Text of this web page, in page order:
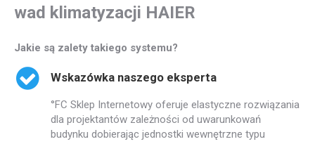
wad klimatyzacji HAIER
Jakie są zalety takiego systemu?
Wskazówka naszego eksperta
°FC Sklep Internetowy oferuje elastyczne rozwiązania
dla projektantów zależności od uwarunkowań
budynku dobierając jednostki wewnętrzne typu